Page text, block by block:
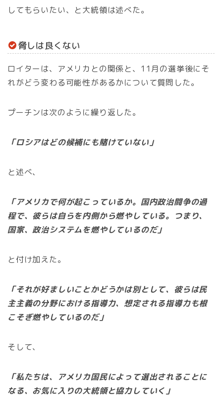
してもらいたい、と大統領は述べた。
脅しは良くない
ロイターは、アメリカとの関係と、11月の選挙後にそ
れがどう変わる可能性があるかについて質問した。
プーチンは次のように繰り返した。
「ロシアはどの候補にも賭けていない」
と述べ、
「アメリカで何が起こっているか。国内政治闘争の過
程で、彼らは自らを内側から燃やしている。つまり、
国家、政治システムを燃やしているのだ」
と付け加えた。
「それが好ましいことかどうかは別として、彼らは民
主主義の分野における指導力、想定される指導力も根
こそぎ燃やしているのだ」
そして、
「私たちは、アメリカ国民によって選出されることに
なる、お気に入りの大統領と協力していく」